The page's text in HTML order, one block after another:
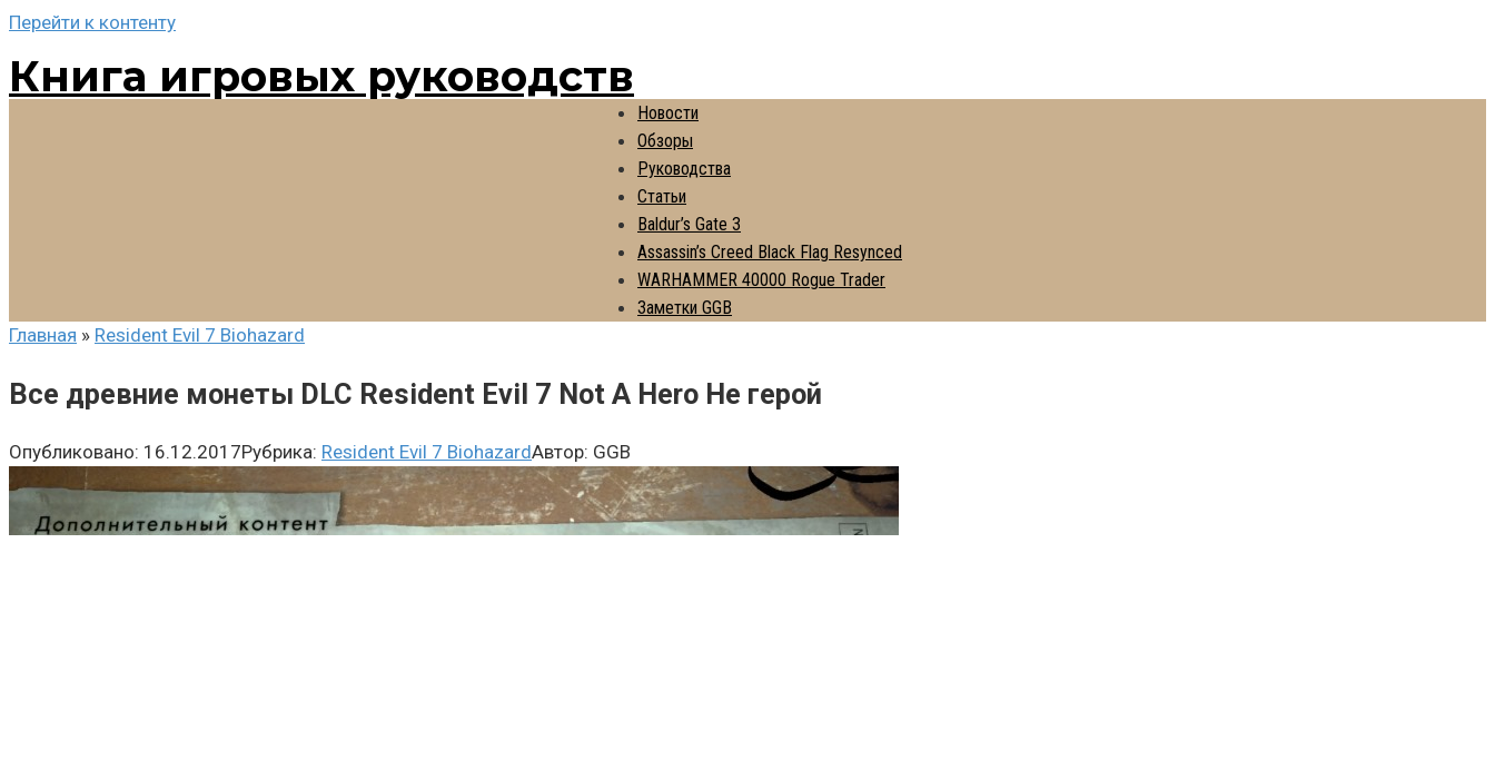
Перейти к контенту
Книга игровых руководств
Новости
Обзоры
Руководства
Статьи
Baldur’s Gate 3
Assassin’s Creed Black Flag Resynced
WARHAMMER 40000 Rogue Trader
Заметки GGB
Главная » Resident Evil 7 Biohazard
Все древние монеты DLC Resident Evil 7 Not A Hero Не герой
Опубликовано: 16.12.2017Рубрика: Resident Evil 7 BiohazardАвтор: GGB